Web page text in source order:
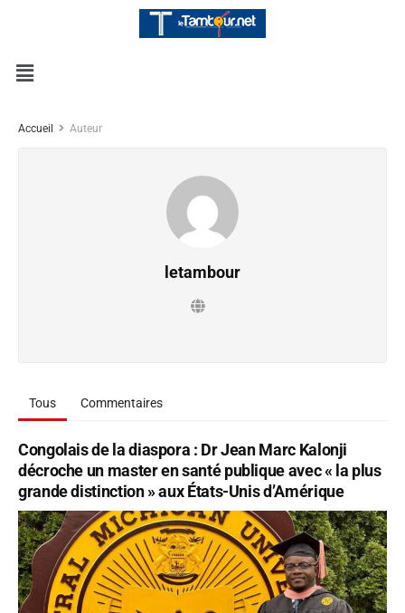
Accueil Auteur
letambour
Tous Commentaires
Congolais de la diaspora : Dr Jean Marc Kalonji
décroche un master en santé publique avec « la plus
grande distinction » aux États-Unis d’Amérique